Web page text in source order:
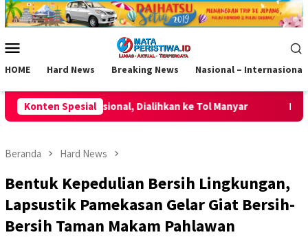
Loncat
ke
Mobile
HOME Hard News Breaking News Nasional – Internasional
Konten Spesial
ke Tol Manyar Momentum HUT ke-2 AKPERSI,
Beranda Hard News
Bentuk Kepedulian Bersih Lingkungan,
Lapsustik Pamekasan Gelar Giat Bersih-
Bersih Taman Makam Pahlawan